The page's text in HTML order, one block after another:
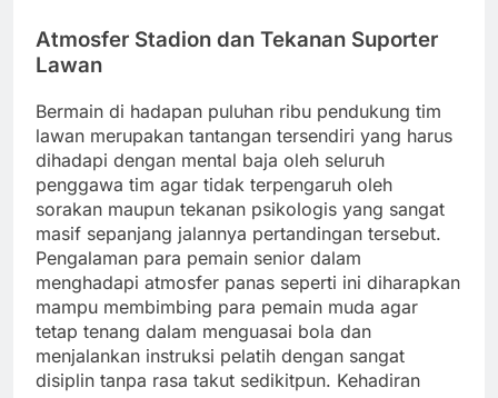
Atmosfer Stadion dan Tekanan Suporter
Lawan
Bermain di hadapan puluhan ribu pendukung tim
lawan merupakan tantangan tersendiri yang harus
dihadapi dengan mental baja oleh seluruh
penggawa tim agar tidak terpengaruh oleh
sorakan maupun tekanan psikologis yang sangat
masif sepanjang jalannya pertandingan tersebut.
Pengalaman para pemain senior dalam
menghadapi atmosfer panas seperti ini diharapkan
mampu membimbing para pemain muda agar
tetap tenang dalam menguasai bola dan
menjalankan instruksi pelatih dengan sangat
disiplin tanpa rasa takut sedikitpun. Kehadiran